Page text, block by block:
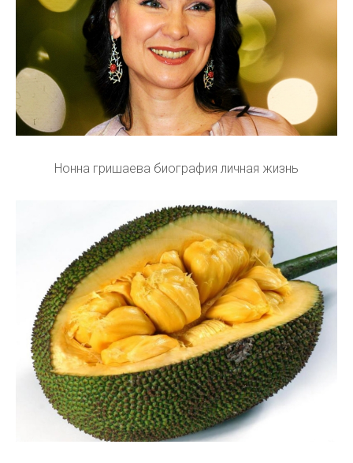
Нонна гришаева биография личная жизнь